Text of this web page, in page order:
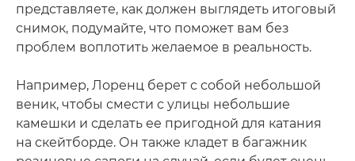
представляете, как должен выглядеть итоговый
снимок, подумайте, что поможет вам без
проблем воплотить желаемое в реальность.
Например, Лоренц берет с собой небольшой
веник, чтобы смести с улицы небольшие
камешки и сделать ее пригодной для катания
на скейтборде. Он также кладет в багажник